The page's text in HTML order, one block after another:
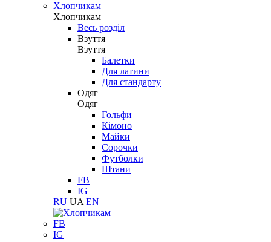
Хлопчикам
Хлопчикам
Весь розділ
Взуття
Взуття
Балетки
Для латини
Для стандарту
Одяг
Одяг
Гольфи
Кімоно
Майки
Сорочки
Футболки
Штани
FB
IG
RU UA EN
FB
IG